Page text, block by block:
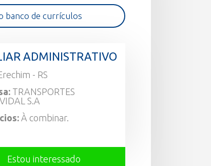
banco de currículos
ADMINISTRATIVO
- RS
TRANSPORTES
S.A
À combinar.
Estou interessado